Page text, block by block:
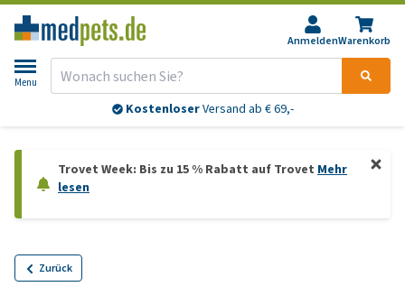
AnmeldenWarenkorb
Menu
KostenloserVersand ab € 69,-
Trovet Week: Bis zu 15 % Rabatt auf Trovet Mehr
lesen
Zurück